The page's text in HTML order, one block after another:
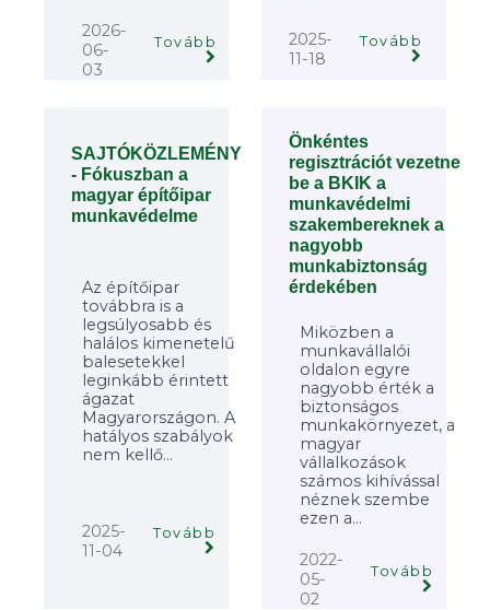
2026-
06-
03
Tovább
2025-
11-18
Tovább
SAJTÓKÖZLEMÉNY
- Fókuszban a
magyar építőipar
munkavédelme
Az építőipar
továbbra is a
legsúlyosabb és
halálos kimenetelű
balesetekkel
leginkább érintett
ágazat
Magyarországon. A
hatályos szabályok
nem kellő...
2025-
11-04
Tovább
Önkéntes
regisztrációt vezetne
be a BKIK a
munkavédelmi
szakembereknek a
nagyobb
munkabiztonság
érdekében
Miközben a
munkavállalói
oldalon egyre
nagyobb érték a
biztonságos
munkakörnyezet, a
magyar
vállalkozások
számos kihívással
néznek szembe
ezen a...
2022-
05-
02
Tovább